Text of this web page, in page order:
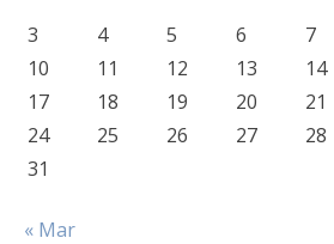
3
4 5 6 7
10
11 12 13 14
17
18 19 20 21
24
25 26 27 28
31
« Mar